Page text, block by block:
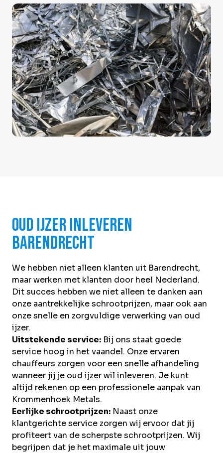
NL
Direct inleveren Ophaalservice
Oud ijzer inleveren
Barendrecht
We hebben niet alleen klanten uit Barendrecht,
maar werken met klanten door heel Nederland.
Dit succes hebben we niet alleen te danken aan
onze aantrekkelijke schrootprijzen, maar ook aan
onze snelle en zorgvuldige verwerking van oud
ijzer.
Uitstekende service: Bij ons staat goede
service hoog in het vaandel. Onze ervaren
chauffeurs zorgen voor een snelle afhandeling
wanneer jij je oud ijzer wil inleveren. Je kunt
altijd rekenen op een professionele aanpak van
Krommenhoek Metals.
Eerlijke schrootprijzen: Naast onze
klantgerichte service zorgen wij ervoor dat jij
profiteert van de scherpste schrootprijzen. Wij
begrijpen dat je het maximale uit jouw